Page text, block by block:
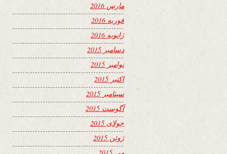
مارس 2016
فوریه 2016
ژانویه 2016
دسامبر 2015
نوامبر 2015
اکتبر 2015
سپتامبر 2015
آگوست 2015
جولای 2015
ژوئن 2015